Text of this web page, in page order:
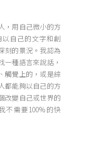
，用自己微小的方
自己的文字和創
刻的景況。我認為
一種語言來說話，
觸覺上的，或是綜
都能夠以自己的方
改變自己或世界的
不需要100%的快